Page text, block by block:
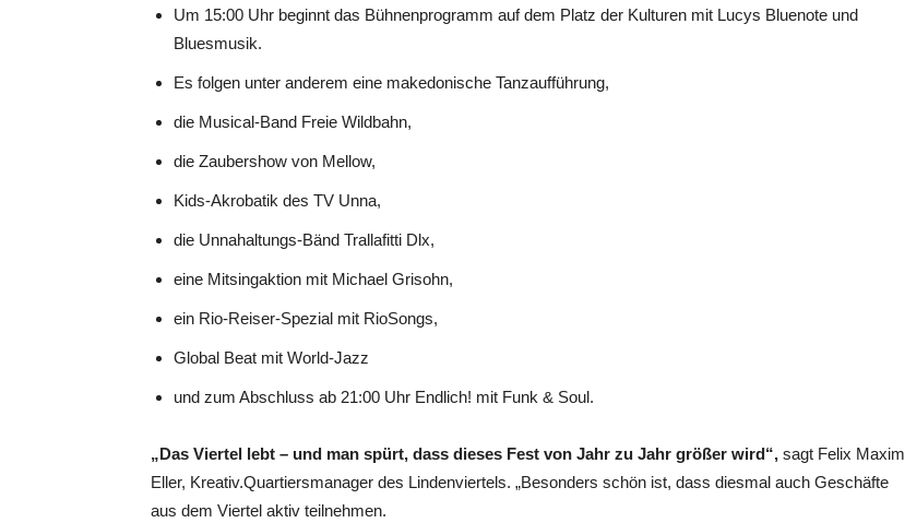
Um 15:00 Uhr beginnt das Bühnenprogramm auf dem Platz der Kulturen mit Lucys Bluenote und
Bluesmusik.
Es folgen unter anderem eine makedonische Tanzaufführung,
die Musical-Band Freie Wildbahn,
die Zaubershow von Mellow,
Kids-Akrobatik des TV Unna,
die Unnahaltungs-Bänd Trallafitti Dlx,
eine Mitsingaktion mit Michael Grisohn,
ein Rio-Reiser-Spezial mit RioSongs,
Global Beat mit World-Jazz
und zum Abschluss ab 21:00 Uhr Endlich! mit Funk & Soul.
„Das Viertel lebt – und man spürt, dass dieses Fest von Jahr zu Jahr größer wird“, sagt Felix Maxim
Eller, Kreativ.Quartiersmanager des Lindenviertels. „Besonders schön ist, dass diesmal auch Geschäfte
aus dem Viertel aktiv teilnehmen.